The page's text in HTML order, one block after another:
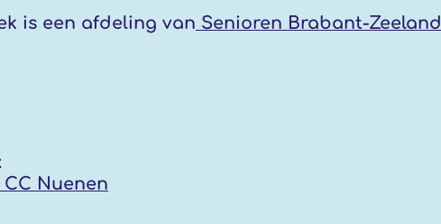
is een afdeling van Senioren Brabant-
Nuenen